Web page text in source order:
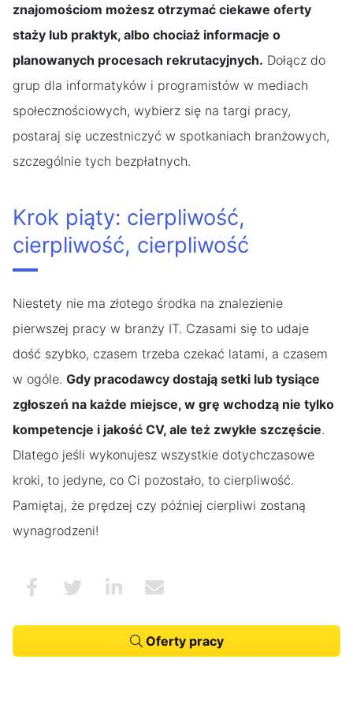
znajomościom możesz otrzymać ciekawe oferty
staży lub praktyk, albo chociaż informacje o
planowanych procesach rekrutacyjnych. Dołącz do
grup dla informatyków i programistów w mediach
społecznościowych, wybierz się na targi pracy,
postaraj się uczestniczyć w spotkaniach branżowych,
szczególnie tych bezpłatnych.
Krok piąty: cierpliwość,
cierpliwość, cierpliwość
Niestety nie ma złotego środka na znalezienie
pierwszej pracy w branży IT. Czasami się to udaje
dość szybko, czasem trzeba czekać latami, a czasem
w ogóle. Gdy pracodawcy dostają setki lub tysiące
zgłoszeń na każde miejsce, w grę wchodzą nie tylko
kompetencje i jakość CV, ale też zwykłe szczęście.
Dlatego jeśli wykonujesz wszystkie dotychczasowe
kroki, to jedyne, co Ci pozostało, to cierpliwość.
Pamiętaj, że prędzej czy później cierpliwi zostaną
wynagrodzeni!
Oferty pracy